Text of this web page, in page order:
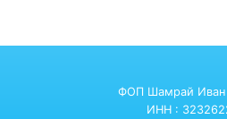
ФОП Шамрай Иван
ИНН :